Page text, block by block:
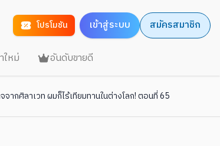
โปรโมชัน เข้าสู่ระบบ สมัครสมาชิก
ใหม่ อันดับขายดี
ากศิลาเวท ผมก็ไร้เทียมทานในต่างโลก! ตอนที่ 65